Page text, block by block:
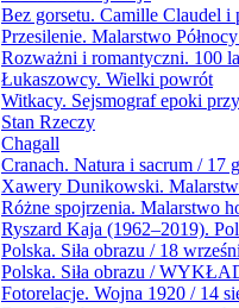
Bez gorsetu. Camille Claudel
Przesilenie. Malarstwo
Rozważni i romantyczni. 100
Łukaszowcy. Wielki powrót
Witkacy. Sejsmograf epoki
Stan Rzeczy
Chagall
Cranach. Natura i sacrum / 17
Xawery Dunikowski.
Różne spojrzenia. Malarstwo
Ryszard Kaja (1962–2019).
Polska. Siła obrazu / 18
Polska. Siła obrazu /
Fotorelacje. Wojna 1920 / 14